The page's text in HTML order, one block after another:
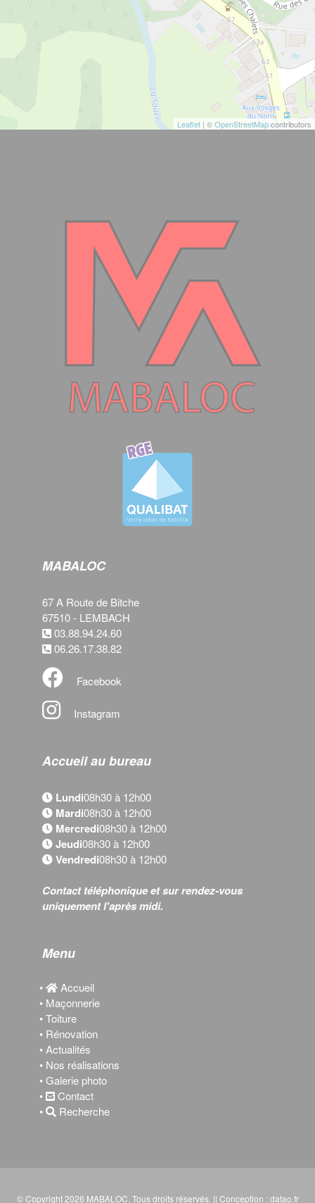
Leaflet | ©OpenStreetMapcontributors
MABALOC
67 A Route de Bitche
67510 - LEMBACH
03.88.94.24.60
06.26.17.38.82
Facebook
Instagram
Accueil au bureau
Lundi08h30 à 12h00
Mardi08h30 à 12h00
Mercredi08h30 à 12h00
Jeudi08h30 à 12h00
Vendredi08h30 à 12h00
Contact téléphonique et sur rendez-vous
uniquement l'après midi.
Menu
•
Accueil
• Maçonnerie
• Toiture
• Rénovation
• Actualités
• Nos réalisations
• Galerie photo
•
Contact
•
Recherche
© Copyright 2026 MABALOC . Tous droits réservés. || Conception : datao.fr